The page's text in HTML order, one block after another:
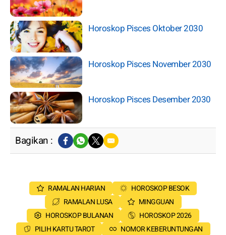
Horoskop Pisces Oktober 2030
Horoskop Pisces November 2030
Horoskop Pisces Desember 2030
Bagikan :
RAMALAN HARIAN
HOROSKOP BESOK
RAMALAN LUSA
MINGGUAN
HOROSKOP BULANAN
HOROSKOP 2026
PILIH KARTU TAROT
NOMOR KEBERUNTUNGAN